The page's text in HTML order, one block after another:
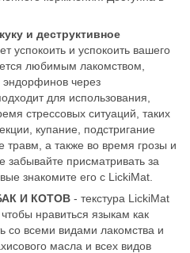
и деструктивное
успокоить и успокоить вашего
любимым лакомством,
через
для использования,
стрессовых ситуаций, таких
купание, подстригание
травм, а также во время грозы и
присматривать за
знакомите его с LickiMat.
И КОТОВ - текстура LickiMat
нравиться языкам как
со всеми видами лакомства и
масла и всех видов